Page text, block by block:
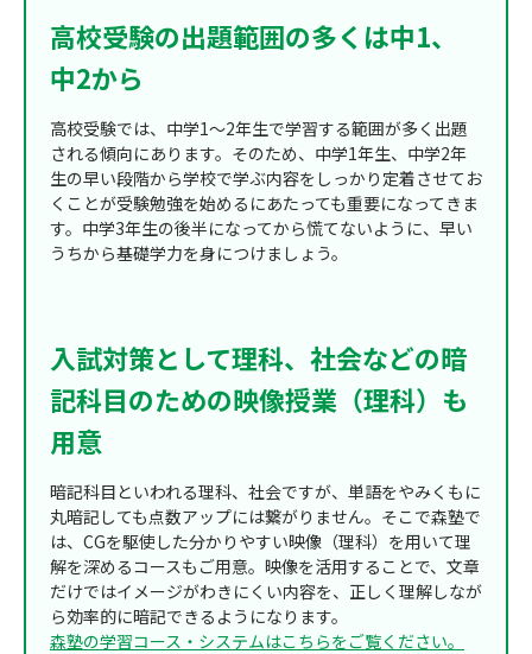
高校受験の出題範囲の多くは中1、
中2から
高校受験では、中学1～2年生で学習する範囲が多く出題
される傾向にあります。そのため、中学1年生、中学2年
生の早い段階から学校で学ぶ内容をしっかり定着させてお
くことが受験勉強を始めるにあたっても重要になってきま
す。中学3年生の後半になってから慌てないように、早い
うちから基礎学力を身につけましょう。
入試対策として理科、社会などの暗
記科目のための映像授業（理科）も
用意
暗記科目といわれる理科、社会ですが、単語をやみくもに
丸暗記しても点数アップには繋がりません。そこで森塾で
は、CGを駆使した分かりやすい映像（理科）を用いて理
解を深めるコースもご用意。映像を活用することで、文章
だけではイメージがわきにくい内容を、正しく理解しなが
ら効率的に暗記できるようになります。
森塾の学習コース・システムはこちらをご覧ください。